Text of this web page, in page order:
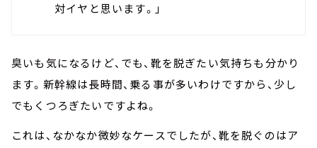
対イヤと思います。」
臭いも気になるけど、でも、靴を脱ぎたい気持ちも分かり
ます。新幹線は長時間、乗る事が多いわけですから、少し
でもくつろぎたいですよね。
これは、なかなか微妙なケースでしたが、靴を脱ぐのはア